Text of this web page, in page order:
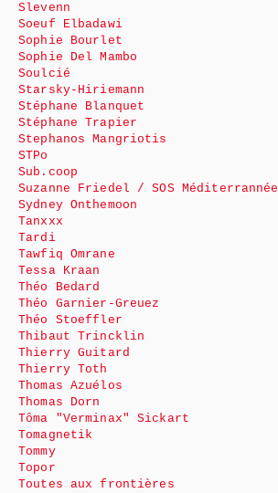
Slevenn
Soeuf Elbadawi
Sophie Bourlet
Sophie Del Mambo
Soulcié
Starsky-Hiriemann
Stéphane Blanquet
Stéphane Trapier
Stephanos Mangriotis
STPo
Sub.coop
Suzanne Friedel / SOS Méditerrannée
Sydney Onthemoon
Tanxxx
Tardi
Tawfiq Omrane
Tessa Kraan
Théo Bedard
Théo Garnier-Greuez
Théo Stoeffler
Thibaut Trincklin
Thierry Guitard
Thierry Toth
Thomas Azuélos
Thomas Dorn
Tôma "Verminax" Sickart
Tomagnetik
Tommy
Topor
Toutes aux frontières